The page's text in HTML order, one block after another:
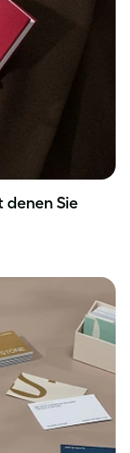
denen Sie